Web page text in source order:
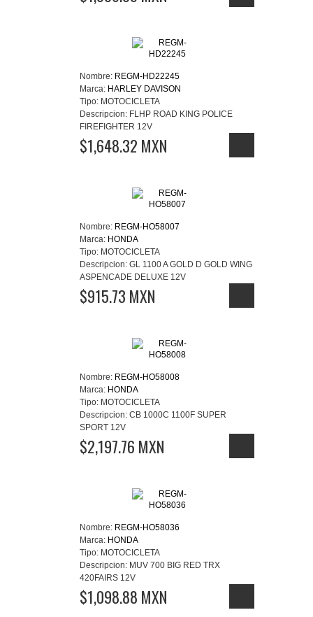
Nombre: REGM-HD22245
Marca: HARLEY DAVISON
Tipo: MOTOCICLETA
Descripcion: FLHP ROAD KING POLICE
FIREFIGHTER 12V
$1,648.32 MXN
Nombre: REGM-HO58007
Marca: HONDA
Tipo: MOTOCICLETA
Descripcion: GL 1100 A GOLD D GOLD WING
ASPENCADE DELUXE 12V
$915.73 MXN
Nombre: REGM-HO58008
Marca: HONDA
Tipo: MOTOCICLETA
Descripcion: CB 1000C 1100F SUPER
SPORT 12V
$2,197.76 MXN
Nombre: REGM-HO58036
Marca: HONDA
Tipo: MOTOCICLETA
Descripcion: MUV 700 BIG RED TRX
420FAIRS 12V
$1,098.88 MXN